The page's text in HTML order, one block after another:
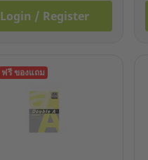
Login / Register
ฟรี ของแถม